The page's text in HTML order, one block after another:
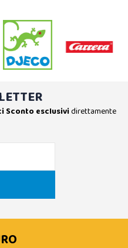
Sconto esclusividirettamente